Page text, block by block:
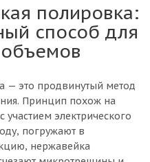
полировка:
способ для
— это продвинутый метод
Принцип похож на
электрического
погружают в
нержавейка